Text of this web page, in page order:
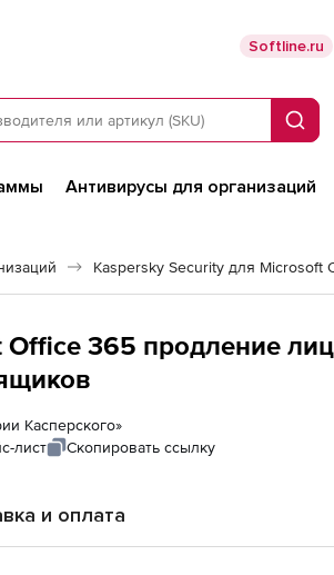
Softline.ru
Поиск
Антивирусы для организаций
Kaspersky Security для Microsoft
365 продление
Касперского»
лист Скопировать ссылку
и оплата